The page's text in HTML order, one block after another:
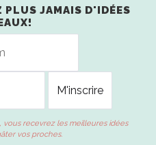
PLUS JAMAIS D'IDÉES
recevrez les meilleures idées
vos proches.